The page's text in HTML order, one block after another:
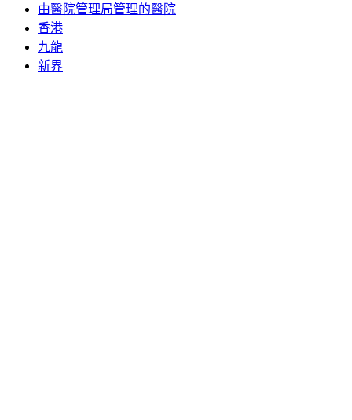
由醫院管理局管理的醫院
香港
九龍
新界